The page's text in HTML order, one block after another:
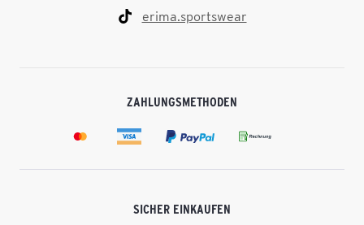
erima.sportswear
ZAHLUNGSMETHODEN
SICHER EINKAUFEN